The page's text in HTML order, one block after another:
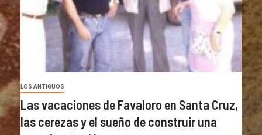
LOS ANTIGUOS
Las vacaciones de Favaloro en Santa Cruz,
las cerezas y el sueño de construir una